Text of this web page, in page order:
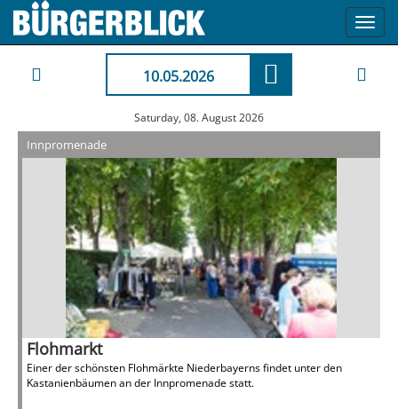
10.05.2026
Saturday, 08. August 2026
Innpromenade
Flohmarkt
Einer der schönsten Flohmärkte Niederbayerns findet unter den
Kastanienbäumen an der Innpromenade statt.